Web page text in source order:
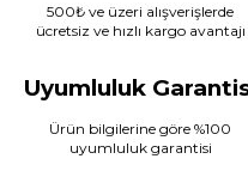
500₺ ve üzeri alışverişlerde
ücretsiz ve hızlı kargo avantajı
Uyumluluk
Ürün bilgilerine göre %100
uyumluluk garantisi